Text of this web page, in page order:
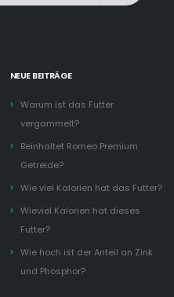
NEUE BEITRÄGE
Warum ist das Futter
vergammelt?
Beinhaltet Romeo Premium
Getreide?
Wie viel Kalorien hat das Futter?
Wieviel Kalorien hat dieses
Futter?
Wie hoch ist der Anteil an Zink
und Phosphor?